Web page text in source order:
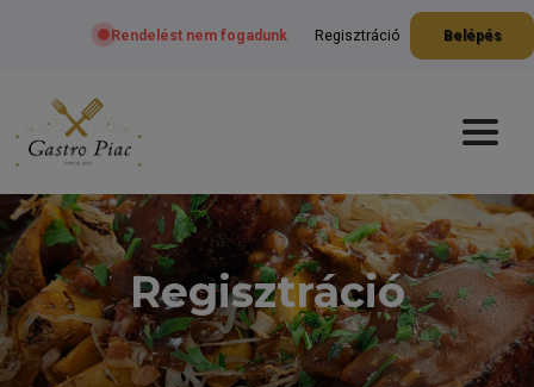
Rendelést nem fogadunk Regisztráció Belépés
Regisztráció